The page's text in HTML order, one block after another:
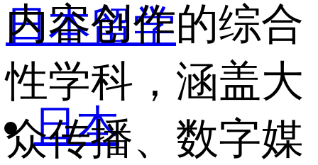
日本留学
日本
内容创作的综合
性学科，涵盖大
众传播、数字媒